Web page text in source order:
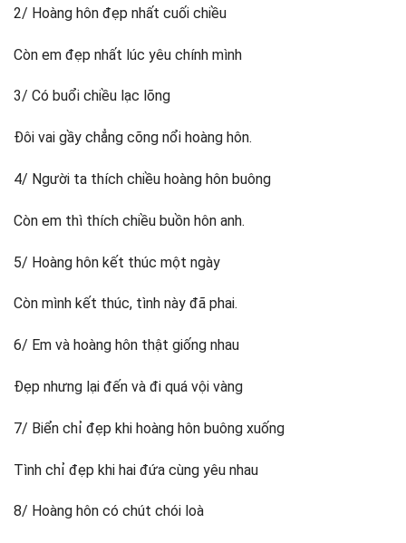
2/ Hoàng hôn đẹp nhất cuối chiều
Còn em đẹp nhất lúc yêu chính mình
3/ Có buổi chiều lạc lõng
Đôi vai gầy chẳng cõng nổi hoàng hôn.
4/ Người ta thích chiều hoàng hôn buông
Còn em thì thích chiều buồn hôn anh.
5/ Hoàng hôn kết thúc một ngày
Còn mình kết thúc, tình này đã phai.
6/ Em và hoàng hôn thật giống nhau
Đẹp nhưng lại đến và đi quá vội vàng
7/ Biển chỉ đẹp khi hoàng hôn buông xuống
Tình chỉ đẹp khi hai đứa cùng yêu nhau
8/ Hoàng hôn có chút chói loà